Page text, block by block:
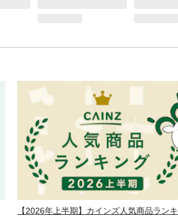
【2026年上半期】カインズ人気商品ラン